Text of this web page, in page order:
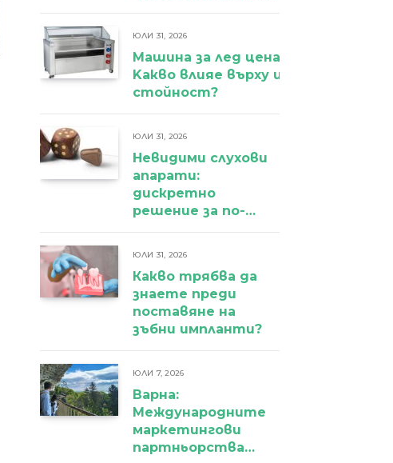
ЮЛИ 31, 2026
Машина за лед цена:
Kакво влияе върху избора и
стойност?
ЮЛИ 31, 2026
Невидими слухови
апарати:
дискретно
решение за по-
ЮЛИ 31, 2026
Какво трябва да
знаете преди
поставяне на
зъбни импланти?
ЮЛИ 7, 2026
Варна:
Международните
маркетингови
партньорства